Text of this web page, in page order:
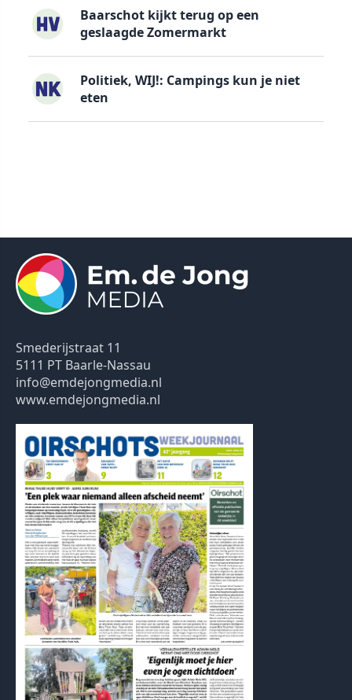
Baarschot kijkt terug op een
geslaagde Zomermarkt
Politiek, WIJ!: Campings kun je niet
eten
Smederijstraat 11
5111 PT Baarle-Nassau
info@emdejongmedia.nl
www.emdejongmedia.nl